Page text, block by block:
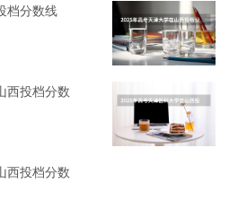
档分数线
西投档分数
西投档分数